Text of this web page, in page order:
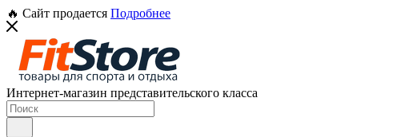
🔥 Сайт продается Подробнее
Интернет-магазин представительского класса